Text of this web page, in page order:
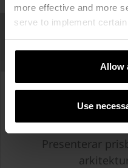
more effective and more
serve to implement
Allow
Use
Presenterar